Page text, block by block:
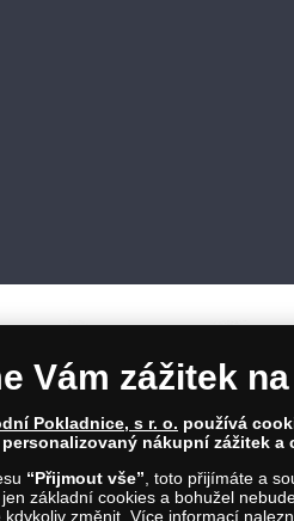
Pokladnice, s. r. o.; Karolinská 661/4, 186
www.narodnipokladnice.cz; IČ:
OR vedeném Městským soudem v Praze,
Vám zážitek
Pokladnice, s r. o. používá
nákupní zážitek a
“Přijmout vše” , toto přijímáte a
základní cookies a bohužel
změnit. Více informací